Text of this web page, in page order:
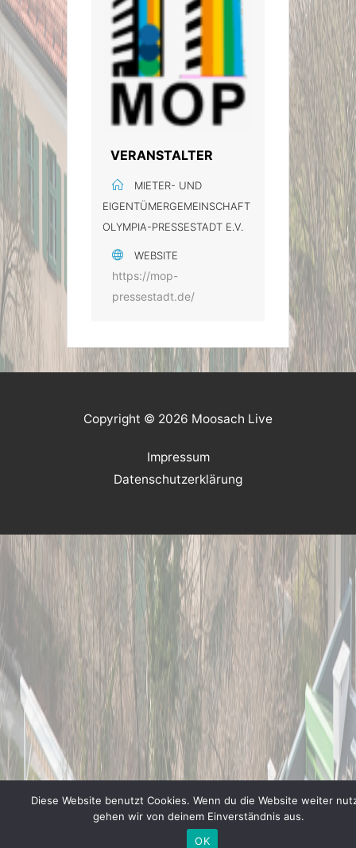
VERANSTALTER
MIETER- UND
EIGENTÜMERGEMEINSCHAFT
OLYMPIA-PRESSESTADT E.V.
WEBSITE
https://mop-
pressestadt.de/
Copyright © 2026 Moosach Live
Impressum
Datenschutzerklärung
Diese Website benutzt Cookies. Wenn du die Website weiter
gehen wir von deinem Einverständnis aus.
OK